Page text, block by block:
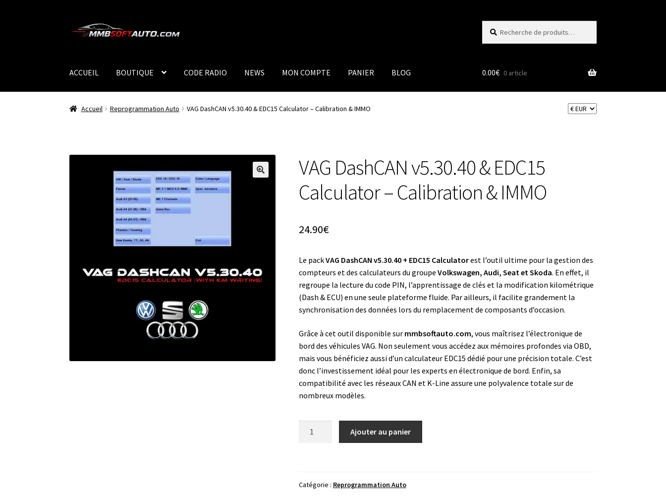
Aller
Aller
pour :
ACCUEIL BOUTIQUE CODE RADIO NEWS MON COMPTE PANIER BLOG 0.00€ 0 article
Accueil Reprogrammation Auto VAG DashCAN v5.30.40 & EDC15 Calculator – Calibration & IMMO
VAG DashCAN v5.30.40 & EDC15
Calculator – Calibration & IMMO
24.90€
Le packVAG DashCAN v5.30.40 + EDC15 Calculatorest l’outil ultime pour la gestion des
compteurs et des calculateurs du groupe Volkswagen, Audi, Seat et Skoda. En effet, il
regroupe la lecture du code PIN, l’apprentissage de clés et la modification kilométrique
(Dash & ECU) en une seule plateforme fluide. Par ailleurs, il facilite grandement la
synchronisation des données lors du remplacement de composants d’occasion.
Grâce à cet outil disponible sur mmbsoftauto.com, vous maîtrisez l’électronique de
bord des véhicules VAG. Non seulement vous accédez aux mémoires profondes via OBD,
mais vous bénéficiez aussi d’un calculateur EDC15 dédié pour une précision totale. C’est
donc l’investissement idéal pour les experts en électronique de bord. Enfin, sa
compatibilité avec les réseaux CAN et K-Line assure une polyvalence totale sur de
nombreux modèles.
&
Ajouter au panier
Catégorie : Reprogrammation Auto